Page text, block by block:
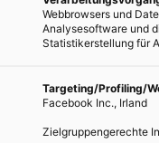
kommt. Geht man
Quadratkilometern.
vielerorts auch bereits
mitgenutzt
Webbrowsers und
Analysesoftware und
Statistikerstellung für
Targeting/Profiling/
Facebook Inc., Irland
Zielgruppengerechte